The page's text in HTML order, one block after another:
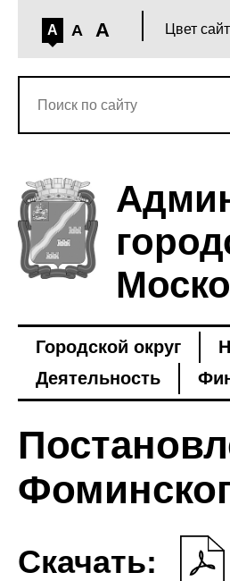
A A A Цвет
Городской округ
Деятельность
Скачать: